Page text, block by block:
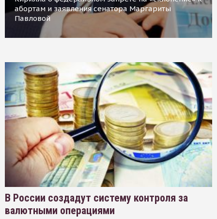
абортам и заявления сенатора Маргариты
Павловой
В России создадут систему контроля за
валютными операциями